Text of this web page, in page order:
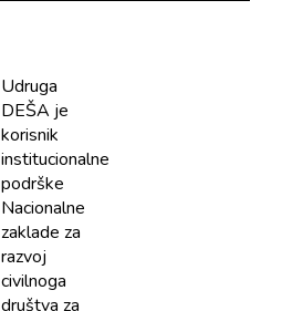
Udruga
DEŠA je
korisnik
institucionalne
podrške
Nacionalne
zaklade za
razvoj
civilnoga
društva za